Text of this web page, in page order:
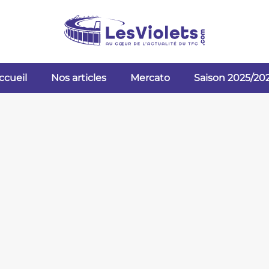
Nos articles Mercato Saison 2025/